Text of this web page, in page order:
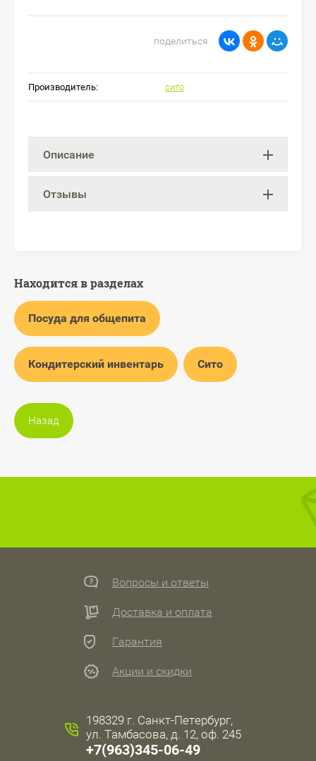
поделиться
Производитель: сито
Описание
Отзывы
Находится в разделах
Посуда для общепита
Кондитерский инвентарь Сито
Назад
Вопросы и ответы
Доставка и оплата
Гарантия
Акции и скидки
198329 г. Санкт-Петербург,
ул. Тамбасова, д. 12, оф. 245
+7(963)345-06-49